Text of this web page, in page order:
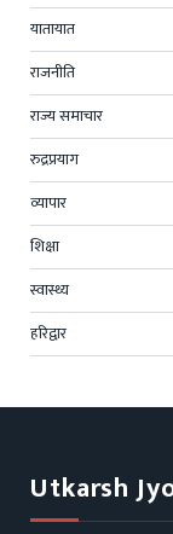
यातायात
राजनीति
राज्य समाचार
रुद्रप्रयाग
व्यापार
शिक्षा
स्वास्थ्य
हरिद्वार
Utkarsh